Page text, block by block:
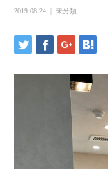
2019.08.24 未分類